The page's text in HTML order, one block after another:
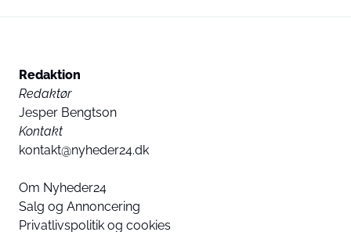
Redaktion
Redaktør
Jesper Bengtson
Kontakt
kontakt@nyheder24.dk
Om Nyheder24
Salg og Annoncering
Privatlivspolitik og cookies